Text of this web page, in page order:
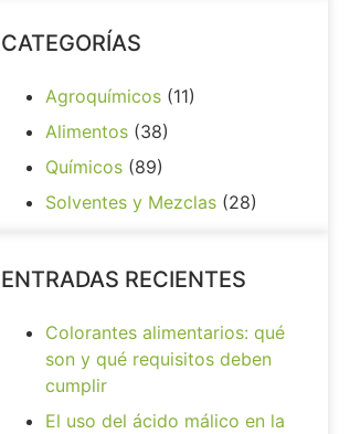
CATEGORÍAS
Agroquímicos (11)
Alimentos (38)
Químicos (89)
Solventes y Mezclas (28)
ENTRADAS RECIENTES
Colorantes alimentarios: qué
son y qué requisitos deben
cumplir
El uso del ácido málico en la